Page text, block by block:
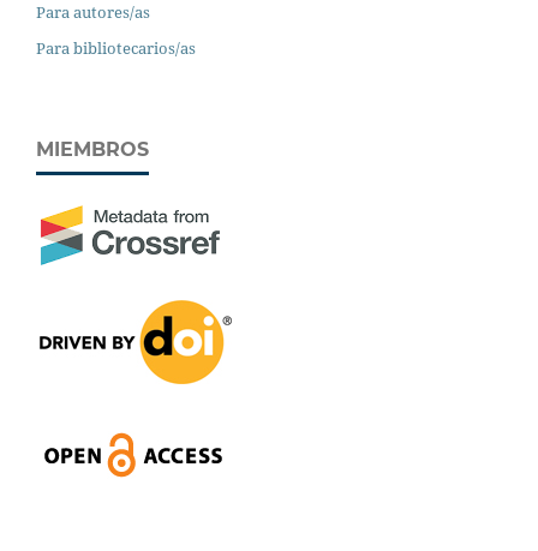
Para autores/as
Para bibliotecarios/as
MIEMBROS